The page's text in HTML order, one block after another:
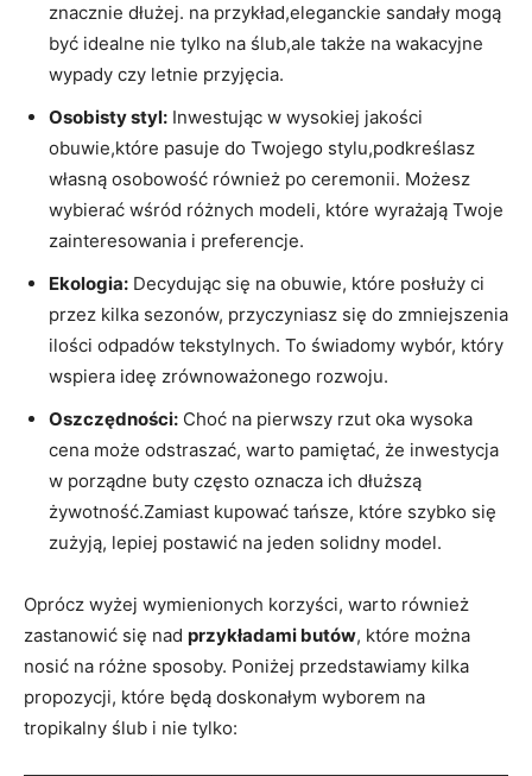
znacznie dłużej. na przykład,eleganckie sandały mogą
być idealne nie tylko na ślub,ale także na wakacyjne
wypady czy letnie przyjęcia.
Osobisty styl: Inwestując w wysokiej jakości
obuwie,które pasuje do Twojego stylu,podkreślasz
własną osobowość również po ceremonii. Możesz
wybierać wśród różnych modeli, które wyrażają Twoje
zainteresowania i preferencje.
Ekologia: Decydując się na obuwie, które posłuży ci
przez kilka sezonów, przyczyniasz się do zmniejszenia
ilości odpadów tekstylnych. To świadomy wybór, który
wspiera ideę zrównoważonego rozwoju.
Oszczędności: Choć na pierwszy rzut oka wysoka
cena może odstraszać, warto pamiętać, że inwestycja
w porządne buty często oznacza ich dłuższą
żywotność.Zamiast kupować tańsze, które szybko się
zużyją, lepiej postawić na jeden solidny model.
Oprócz wyżej wymienionych korzyści, warto również
zastanowić się nad przykładami butów, które można
nosić na różne sposoby. Poniżej przedstawiamy kilka
propozycji, które będą doskonałym wyborem na
tropikalny ślub i nie tylko: